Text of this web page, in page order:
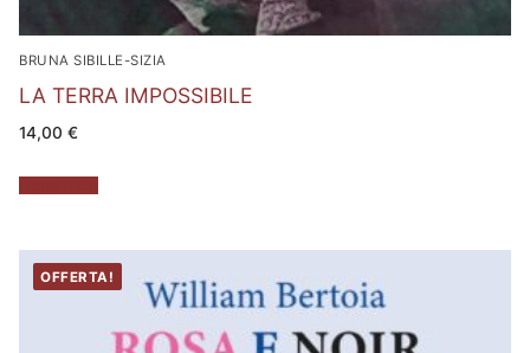
BRUNA SIBILLE-SIZIA
LA TERRA IMPOSSIBILE
14,00 €
OFFERTA!